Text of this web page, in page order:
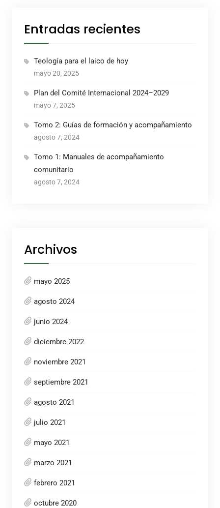
Entradas recientes
Teología para el laico de hoy
mayo 20, 2025
Plan del Comité Internacional 2024–2029
mayo 7, 2025
Tomo 2: Guías de formación y acompañamiento
agosto 7, 2024
Tomo 1: Manuales de acompañamiento
comunitario
agosto 7, 2024
Archivos
mayo 2025
agosto 2024
junio 2024
diciembre 2022
noviembre 2021
septiembre 2021
agosto 2021
julio 2021
mayo 2021
marzo 2021
febrero 2021
octubre 2020